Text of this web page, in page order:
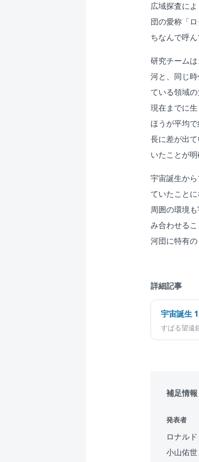
広域探査に
団の愛称「
ちなんで呼ん
研究チーム
河と、同じ
ている領域
現在までに
ほうが平均
長に差が出
いたことが明
宇宙誕生か
ていたこと
周囲の環境
み合わせる
河団に特有
詳細記事
宇宙誕生
すばる望遠
補足情報
発表者
ロナル
小山佑世